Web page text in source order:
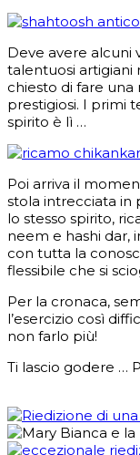
Deve avere alcuni
talentuosi artigiani
chiesto di fare una
prestigiosi. I primi
spirito è lì …
Poi arriva il
stola intrecciata
lo stesso spirito,
neem e hashi dar,
con tutta la
flessibile che si
Per la cronaca,
l’esercizio così
non farlo più!
Ti lascio godere …